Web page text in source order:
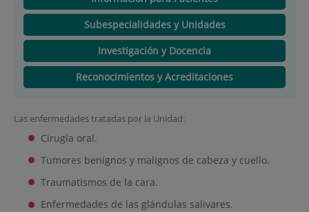
Subespecialidades y Unidades
Investigación y Docencia
Reconocimientos y Acreditaciones
Las enfermedades tratadas por la Unidad:
Cirugía oral.
Tumores benignos y malignos de cabeza y cuello.
Traumatismos de la cara.
Enfermedades de las glándulas salivares.